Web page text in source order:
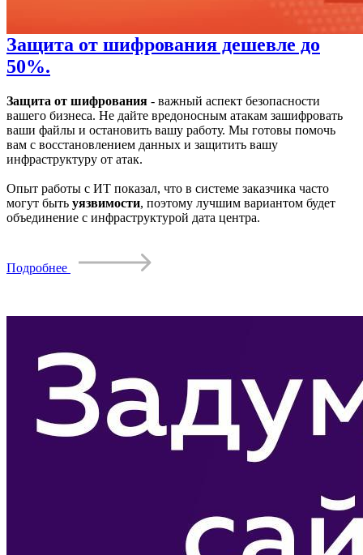
Защита от шифрования дешевле до
50%.
Защита от шифрования - важный аспект безопасности
вашего бизнеса. Не дайте вредоносным атакам зашифровать
ваши файлы и остановить вашу работу. Мы готовы помочь
вам с восстановлением данных и защитить вашу
инфраструктуру от атак.
Опыт работы с ИТ показал, что в системе заказчика часто
могут быть уязвимости, поэтому лучшим вариантом будет
объединение с инфраструктурой дата центра.
Подробнее